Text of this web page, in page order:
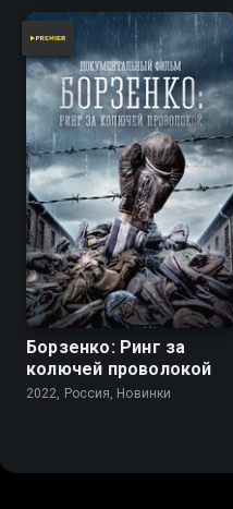
Борзенко: Ринг за
колючей проволокой
2022, Россия, Новинки